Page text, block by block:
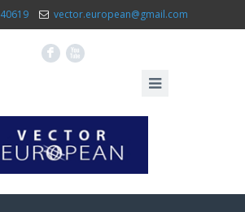
vector.european@gmail.com
F X